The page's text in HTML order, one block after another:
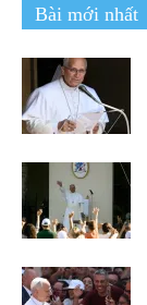
Bài mới nhất